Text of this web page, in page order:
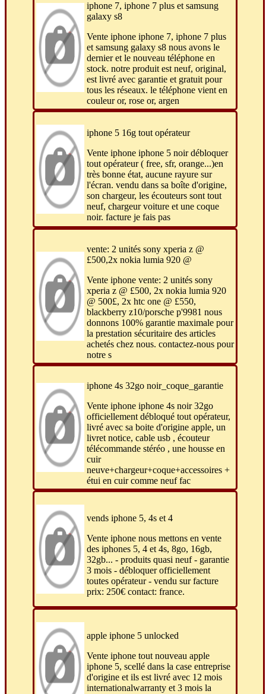
iphone 7, iphone 7 plus et samsung
galaxy s8
Vente iphone iphone 7, iphone 7 plus
et samsung galaxy s8 nous avons le
dernier et le nouveau téléphone en
stock. notre produit est neuf, original,
est livré avec garantie et gratuit pour
tous les réseaux. le téléphone vient en
couleur or, rose or, argen
iphone 5 16g tout opérateur
Vente iphone iphone 5 noir débloquer
tout opérateur ( free, sfr, orange...)en
très bonne état, aucune rayure sur
l'écran. vendu dans sa boîte d'origine,
son chargeur, les écouteurs sont tout
neuf, chargeur voiture et une coque
noir. facture je fais pas
vente: 2 unités sony xperia z @
£500,2x nokia lumia 920 @
Vente iphone vente: 2 unités sony
xperia z @ £500, 2x nokia lumia 920
@ 500£, 2x htc one @ £550,
blackberry z10/porsche p'9981 nous
donnons 100% garantie maximale pour
la prestation sécuritaire des articles
achetés chez nous. contactez-nous pour
notre s
iphone 4s 32go noir_coque_garantie
Vente iphone iphone 4s noir 32go
officiellement débloqué tout opérateur,
livré avec sa boite d'origine apple, un
livret notice, cable usb , écouteur
télécommande stéréo , une housse en
cuir
neuve+chargeur+coque+accessoires +
étui en cuir comme neuf fac
vends iphone 5, 4s et 4
Vente iphone nous mettons en vente
des iphones 5, 4 et 4s, 8go, 16gb,
32gb... - produits quasi neuf - garantie
3 mois - débloquer officiellement
toutes opérateur - vendu sur facture
prix: 250€ contact: france.
apple iphone 5 unlocked
Vente iphone tout nouveau apple
iphone 5, scellé dans la case entreprise
d'origine et ils est livré avec 12 mois
internationalwarranty et 3 mois la